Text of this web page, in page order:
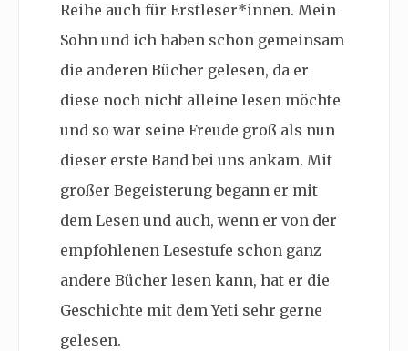
Reihe auch für Erstleser*innen. Mein
Sohn und ich haben schon gemeinsam
die anderen Bücher gelesen, da er
diese noch nicht alleine lesen möchte
und so war seine Freude groß als nun
dieser erste Band bei uns ankam. Mit
großer Begeisterung begann er mit
dem Lesen und auch, wenn er von der
empfohlenen Lesestufe schon ganz
andere Bücher lesen kann, hat er die
Geschichte mit dem Yeti sehr gerne
gelesen.